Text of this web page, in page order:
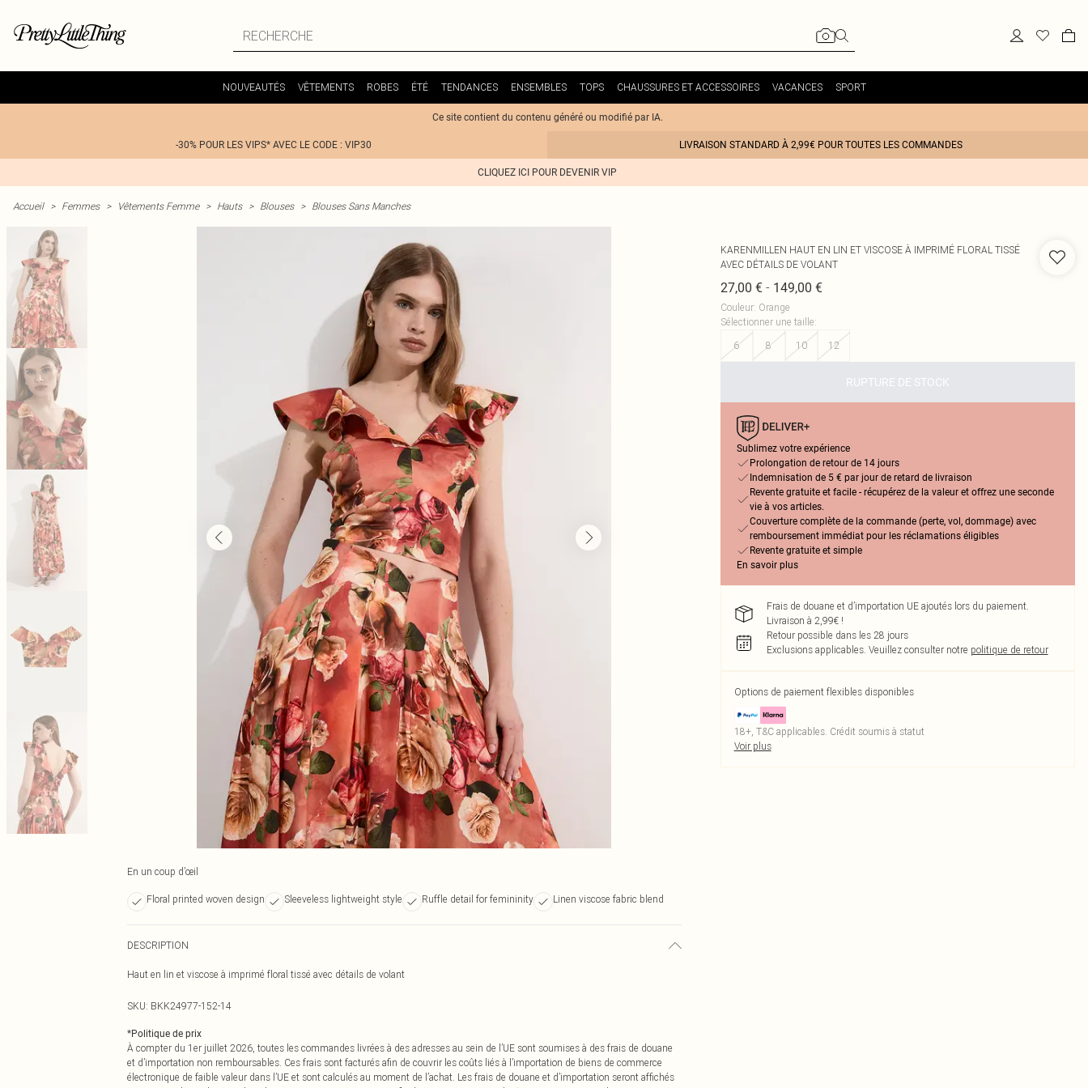
NOUVEAUTÉS VÊTEMENTS ROBES ÉTÉ TENDANCES ENSEMBLES TOPS CHAUSSURES ET ACCESSOIRES VACANCES SPORT
Ce site contient du contenu généré ou modifié par IA.
-30% POUR LES VIPS* AVEC LE CODE : VIP30 LIVRAISON STANDARD À 2,99€ POUR TOUTES LES COMMANDES
CLIQUEZ ICI POUR DEVENIR VIP
Accueil > Femmes > Vêtements Femme > Hauts > Blouses > Blouses Sans Manches
En un coup d’œil
Floral printed woven design Sleeveless lightweight style Ruffle detail for femininity Linen viscose fabric blend
DESCRIPTION
Haut en lin et viscose à imprimé floral tissé avec détails de volant
SKU: BKK24977-152-14
*Politique de prix
À compter du 1er juillet 2026, toutes les commandes livrées à des adresses au sein de l’UE sont soumises à des frais de douane
et d’importation non remboursables. Ces frais sont facturés afin de couvrir les coûts liés à l’importation de biens de commerce
électronique de faible valeur dans l’UE et sont calculés au moment de l’achat. Les frais de douane et d’importation seront affichés
KARENMILLEN HAUT EN LIN ET VISCOSE À IMPRIMÉ FLORAL TISSÉ
AVEC DÉTAILS DE VOLANT
27,00 €- 149,00 €
Couleur: Orange
Sélectionner une taille:
6
8 10 12
RUPTURE DE STOCK
Sublimez votre expérience
Prolongation de retour de 14 jours
Indemnisation de 5 € par jour de retard de livraison
Revente gratuite et facile - récupérez de la valeur et offrez une seconde
vie à vos articles.
Couverture complète de la commande (perte, vol, dommage) avec
remboursement immédiat pour les réclamations éligibles
Revente gratuite et simple
En savoir plus
Frais de douane et d’importation UE ajoutés lors du paiement.
Livraison à 2,99€ !
Retour possible dans les 28 jours
Exclusions applicables. Veuillez consulter notre politique de retour
Options de paiement flexibles disponibles
18+, T&C applicables. Crédit soumis à statut
Voir plus